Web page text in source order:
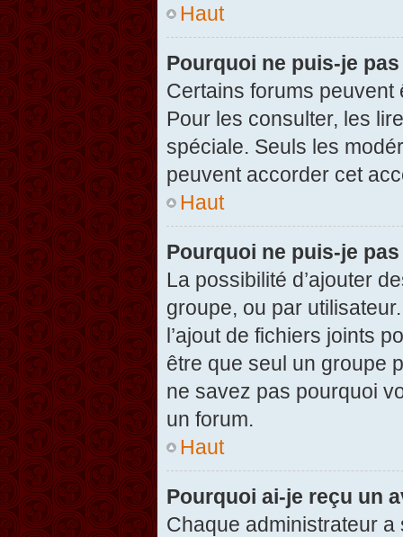
Haut
Pourquoi ne puis-je
Certains forums
Pour les consulter, les
spéciale. Seuls les
peuvent accorder cet
Haut
Pourquoi ne puis-je
La possibilité d’ajouter
groupe, ou par
l’ajout de fichiers joints
être que seul un groupe
ne savez pas pourquoi
un forum.
Haut
Pourquoi ai-je reçu un
Chaque administrateur